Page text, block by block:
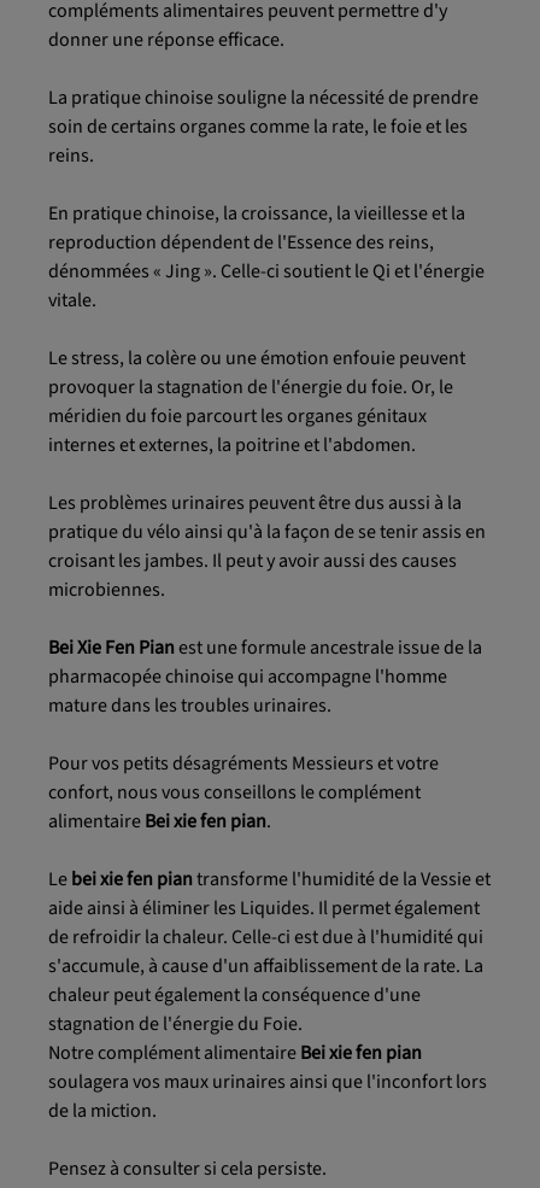
compléments alimentaires peuvent permettre d'y
donner une réponse efficace.
La pratique chinoise souligne la nécessité de prendre
soin de certains organes comme la rate, le foie et les
reins.
En pratique chinoise, la croissance, la vieillesse et la
reproduction dépendent de l'Essence des reins,
dénommées « Jing ». Celle-ci soutient le Qi et l'énergie
vitale.
Le stress, la colère ou une émotion enfouie peuvent
provoquer la stagnation de l'énergie du foie. Or, le
méridien du foie parcourt les organes génitaux
internes et externes, la poitrine et l'abdomen.
Les problèmes urinaires peuvent être dus aussi à la
pratique du vélo ainsi qu'à la façon de se tenir assis en
croisant les jambes. Il peut y avoir aussi des causes
microbiennes.
Bei Xie Fen Pianest une formule ancestrale issue de la
pharmacopée chinoise qui accompagne l'homme
mature dans les troubles urinaires.
Pour vos petits désagréments Messieurs et votre
confort, nous vous conseillons le complément
alimentaireBei xie fen pian.
Lebei xie fen piantransforme l'humidité de la Vessie et
aide ainsi à éliminer les Liquides. Il permet également
de refroidir la chaleur. Celle-ci est due à l'humidité qui
s'accumule, à cause d'un affaiblissement de la rate. La
chaleur peut également la conséquence d'une
stagnation de l'énergie du Foie.
Notre complément alimentaireBei xie fen pian
soulagera vos maux urinaires ainsi que l'inconfort lors
de la miction.
Pensez à consulter si cela persiste.